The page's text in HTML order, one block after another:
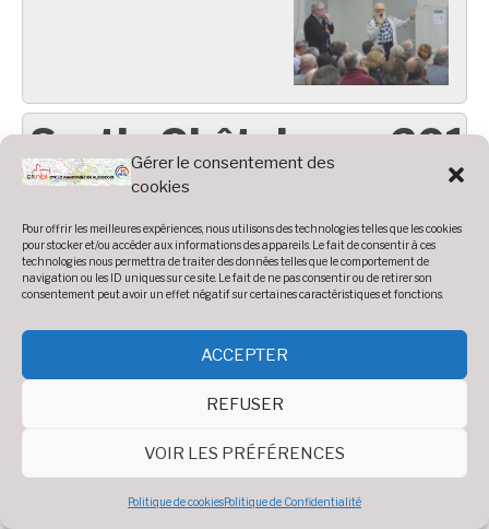
Gérer le consentement des
cookies
Pour offrir les meilleures expériences, nous utilisons des technologies telles que les cookies
pour stocker et/ou accéder aux informations des appareils. Le fait de consentir à ces
technologies nous permettra de traiter des données telles que le comportement de
navigation ou les ID uniques sur ce site. Le fait de ne pas consentir ou de retirer son
consentement peut avoir un effet négatif sur certaines caractéristiques et fonctions.
ACCEPTER
REFUSER
VOIR LES PRÉFÉRENCES
Politique de cookiesPolitique de Confidentialité
Sortie Châtaignes
Diaporama
Voir 12 photos
Traversée des pyrenées
sportif en s'attaquant à la traversée des pyrenées début